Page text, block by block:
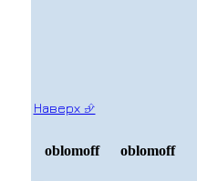
Наверх ⮵
oblomoff oblomoff